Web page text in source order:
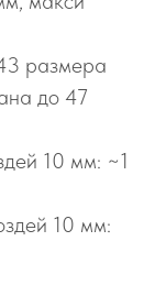
размера
до 47
10 мм: ~1
10 мм: